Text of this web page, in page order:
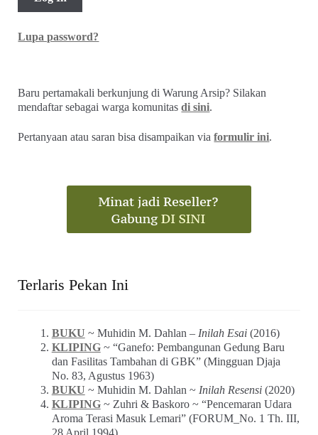
Lupa password?
Baru pertamakali berkunjung di Warung Arsip? Silakan
mendaftar sebagai warga komunitasdi sini.
Pertanyaan atau saran bisa disampaikan viaformulir ini.
Terlaris Pekan Ini
BUKU ~ Muhidin M. Dahlan – Inilah Esai(2016)
KLIPING~ “Ganefo: Pembangunan Gedung Baru
dan Fasilitas Tambahan di GBK” (Mingguan Djaja
No. 83, Agustus 1963)
BUKU ~ Muhidin M. Dahlan ~ Inilah Resensi(2020)
KLIPING~ Zuhri & Baskoro ~ “Pencemaran Udara
Aroma Terasi Masuk Lemari” (FORUM_No. 1 Th. III,